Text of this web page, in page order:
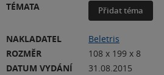
TÉMATA
Přidat téma
NAKLADATEL
Beletris
ROZMĚR
108 x 199 x 8
DATUM VYDÁNÍ
31.08.2015